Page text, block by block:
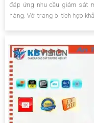
đáp ứng nhu cầu giám sát
hàng. Với trang bị tích hợp khả